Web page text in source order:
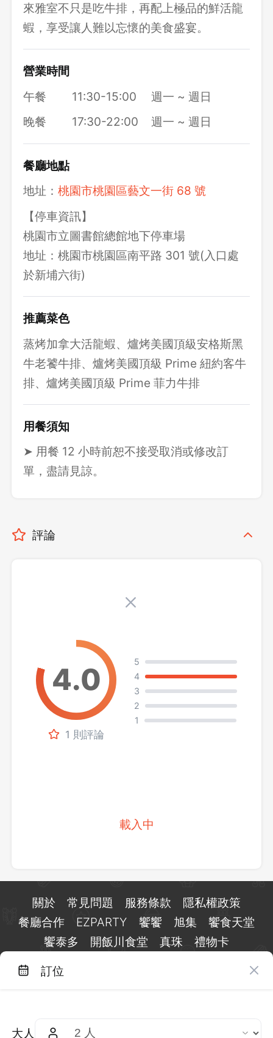
來雅室不只是吃牛排，再配上極品的鮮活龍
蝦，享受讓人難以忘懷的美食盛宴。
營業時間
午餐
11:30-15:00
週一 ~ 週日
晚餐
17:30-22:00 週一 ~ 週日
餐廳地點
地址：桃園市桃園區藝文一街 68 號
【停車資訊】
桃園市立圖書館總館地下停車場
地址：桃園市桃園區南平路 301 號(入口處
於新埔六街)
推薦菜色
蒸烤加拿大活龍蝦、爐烤美國頂級安格斯黑
牛老饕牛排、爐烤美國頂級 Prime 紐約客牛
排、爐烤美國頂級 Prime 菲力牛排
用餐須知
➤ 用餐 12 小時前恕不接受取消或修改訂
單，盡請見諒。
評論
1 則評論
5
4
3
2
1
載入中
訂位
大人
關於 常見問題 服務條款
隱私權政策
餐廳合作
EZPARTY 饗饗 旭集
饗食天堂
饗泰多
開飯川食堂 真珠 禮物卡
週一至週日 10:00 至 18:00（國定假日除外）